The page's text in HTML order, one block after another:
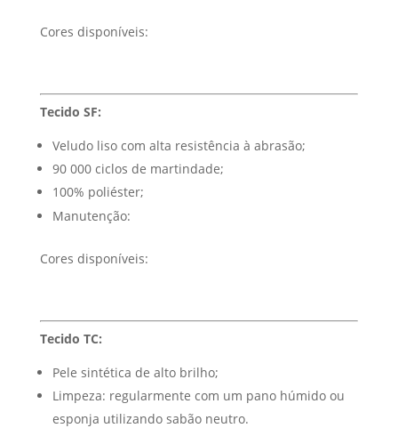
Cores disponíveis:
Tecido SF:
Veludo liso com alta resistência à abrasão;
90 000 ciclos de martindade;
100% poliéster;
Manutenção:
Cores disponíveis:
Tecido TC:
Pele sintética de alto brilho;
Limpeza: regularmente com um pano húmido ou
esponja utilizando sabão neutro.